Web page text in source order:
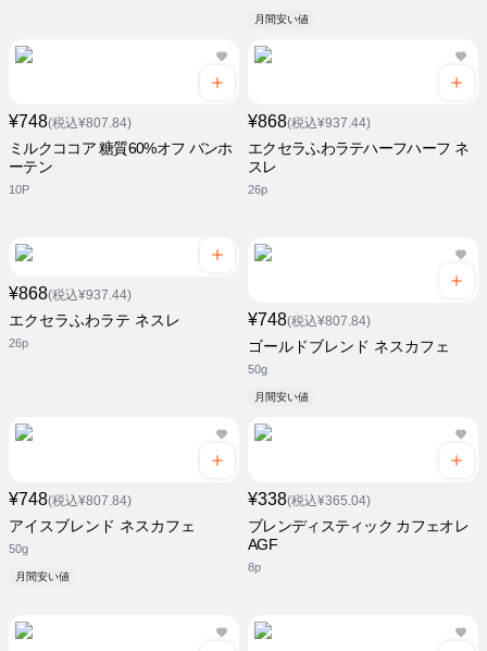
月間安い値
¥748(税込¥807.84)
ミルクココア 糖質60%オフ バンホ
ーテン
10P
¥868(税込¥937.44)
エクセラふわラテハーフハーフ ネ
スレ
26p
¥868(税込¥937.44)
エクセラふわラテ ネスレ
26p
¥748(税込¥807.84)
ゴールドブレンド ネスカフェ
50g
月間安い値
¥748(税込¥807.84)
アイスブレンド ネスカフェ
50g
月間安い値
¥338(税込¥365.04)
ブレンディスティック カフェオレ
AGF
8p